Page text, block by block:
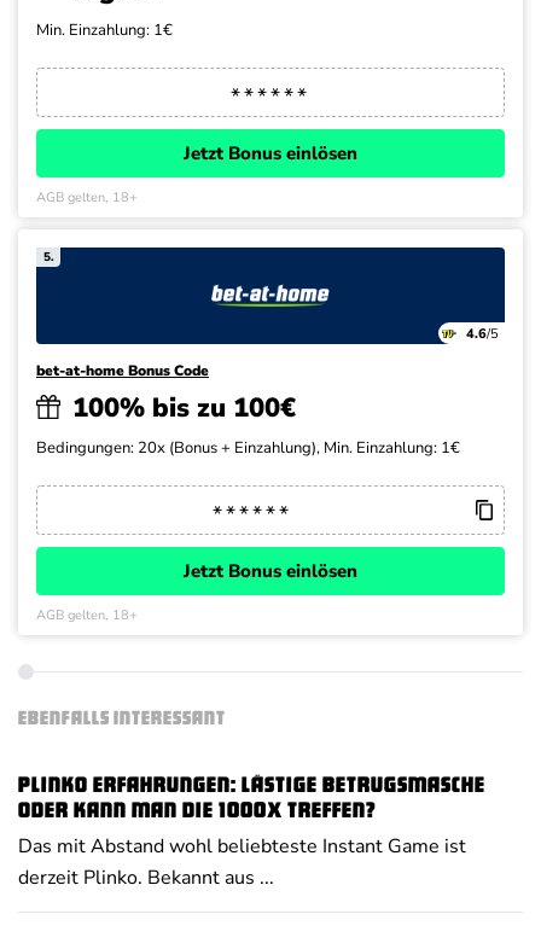
Min. Einzahlung: 1€
Jetzt Bonus einlösen
AGB gelten, 18+
5.
4.6/5
bet-at-home Bonus Code
100% bis zu 100€
Bedingungen: 20x (Bonus + Einzahlung), Min. Einzahlung: 1€
Jetzt Bonus einlösen
AGB gelten, 18+
EBENFALLS INTERESSANT
Plinko Erfahrungen: Lästige Betrugsmasche
oder kann man die 1000x treffen?
Das mit Abstand wohl beliebteste Instant Game ist
derzeit Plinko. Bekannt aus ...